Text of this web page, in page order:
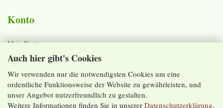
Auch hier gibt's Cookies
Wir verwenden nur die notwendigsten Cookies um eine
ordentliche Funktionsweise der Website zu gewährleisten, und
unser Angebot nutzerfreundlich zu gestalten.
Weitere Informationen finden Sie in unserer Datenschutzerklärung.
Konto
Mein Konto
Warenkorb
Merkzettel
Lieferzeiten und Versandkosten